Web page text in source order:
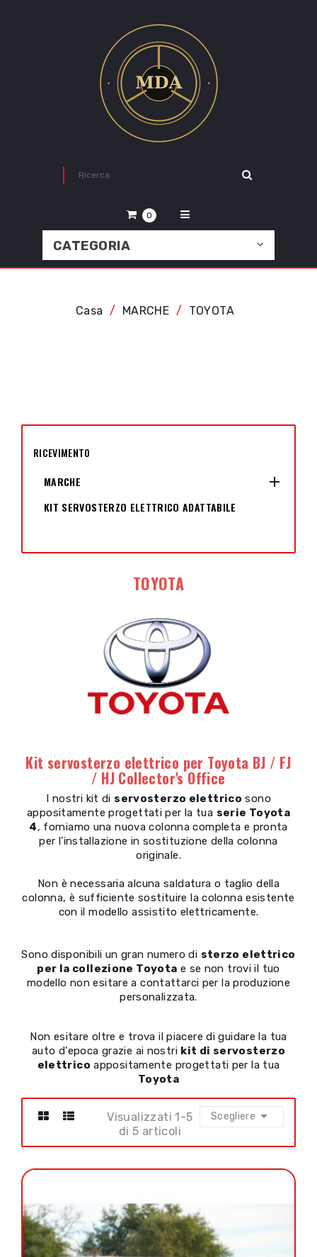
0
CATEGORIA
Casa MARCHE TOYOTA
RICEVIMENTO
MARCHE

KIT SERVOSTERZO ELETTRICO ADATTABILE
TOYOTA
Kit servosterzo elettrico per Toyota BJ / FJ
/ HJ Collector's Office
I nostri kit di servosterzo elettrico sono
appositamente progettati per la tua serie Toyota
4, forniamo una nuova colonna completa e pronta
per l'installazione in sostituzione della colonna
originale.
Non è necessaria alcuna saldatura o taglio della
colonna, è sufficiente sostituire la colonna esistente
con il modello assistito elettricamente.
Sono disponibili un gran numero di sterzo elettrico
per la collezione Toyota e se non trovi il tuo
modello non esitare a contattarci per la produzione
personalizzata.
Non esitare oltre e trova il piacere di guidare la tua
auto d'epoca grazie ai nostri kit di servosterzo
elettrico appositamente progettati per la tua
Toyota
Scegliere 
Visualizzati 1-5
di 5 articoli